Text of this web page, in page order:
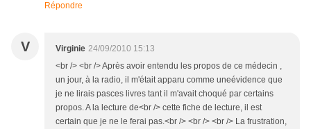
Répondre
V Virginie 24/09/2010 15:13
<br /> <br /> Après avoir entendu les propos de ce médecin ,
un jour, à la radio, il m'était apparu comme uneévidence que
je ne lirais pasces livres tant il m'avait choqué par certains
propos. A la lecture de<br /> cette fiche de lecture, il est
certain que je ne le ferai pas.<br /> <br /> <br /> La frustration,